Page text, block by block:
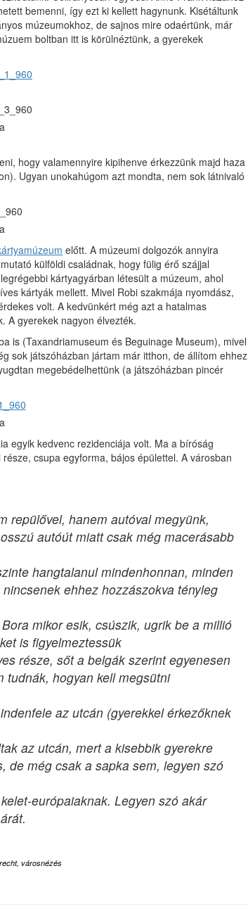
bemenni, így ezt ki kellett hagynunk. Kisétáltunk
múzeumokhoz, de sajnos mire odaértünk, már
boltban itt is körülnéztünk, a gyerekek
hogy valamennyire kipihenve érkezzünk majd haza
Ugyan unokahúgom azt mondta, nem sok látnivaló
előtt. A múzeumi dolgozók annyira
külföldi családnak, hogy fülig érő szájjal
kártyagyárban létesült a múzeum, ahol
kártyák mellett. Mivel Robi szakmája nyomdász,
volt. A kedvünkért még azt a hatalmas
A gyerekek nagyon élvezték.
is (Taxandriamuseum és Beguinage Museum), mivel
sok játszóházban jártam már itthon, de állítom ehhez
megebédelhettünk (a játszóházban pincér
egyik kedvenc rezidenciája volt. Ma a bíróság
csupa egyforma, bájos épülettel. A városban
repülővel, hanem autóval megyünk,
autóút miatt csak még macerásabb
hangtalanul mindenhonnan, minden
ehhez hozzászokva tényleg
mikor esik, csúszik, ugrik be a millió
is figyelmeztessük
része, sőt a belgák szerint egyenesen
hogyan kell megsütni
az utcán (gyerekkel érkezőknek
az utcán, mert a kisebbik gyerekre
de még csak a sapka sem, legyen szó
európaiaknak. Legyen szó akár
, városnézés